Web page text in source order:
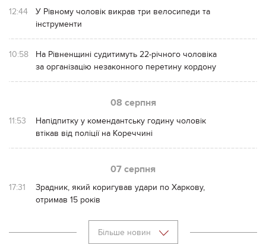
12:44
У Рівному чоловік викрав три велосипеди та
інструменти
10:58
На Рівненщині судитимуть 22-річного чоловіка
за організацію незаконного перетину кордону
08 серпня
11:53
Напідпитку у комендантську годину чоловік
втікав від поліції на Кореччині
07 серпня
17:31
Зрадник, який коригував удари по Харкову,
отримав 15 років
Більше новин